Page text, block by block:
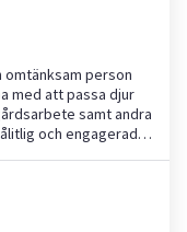
omtänksam person
med att passa djur
samt andra
och engagerad,